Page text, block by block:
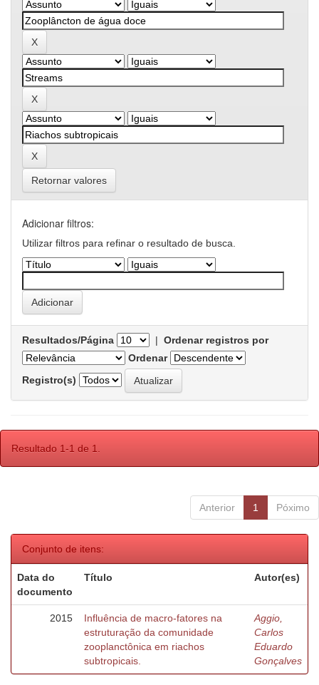
Retornar valores
Adicionar filtros:
Utilizar filtros para refinar o resultado de busca.
Resultados/Página | Ordenar registros por
Ordenar
Registro(s)
Resultado 1-1 de 1.
Anterior 1 Póximo
Conjunto de itens:
Data do
documento
Título Autor(es)
2015
Influência de macro-fatores na
estruturação da comunidade
zooplanctônica em riachos
subtropicais.
Aggio,
Carlos
Eduardo
Gonçalves